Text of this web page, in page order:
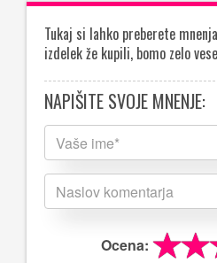
Tukaj si lahko preberete
izdelek že kupili, bomo zelo
NAPIŠITE SVOJE MNENJE:
Ocena: